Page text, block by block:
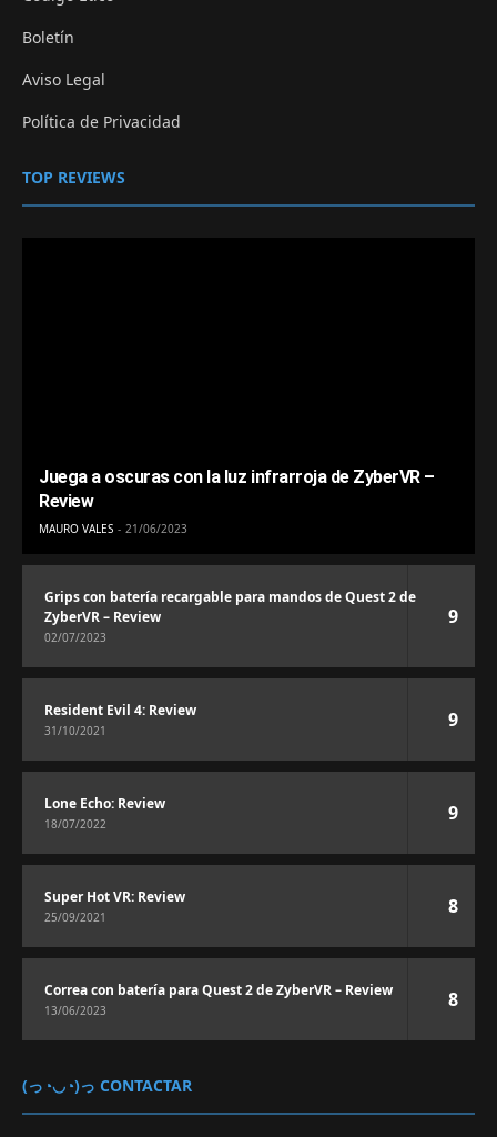
Boletín
Aviso Legal
Política de Privacidad
TOP REVIEWS
Juega a oscuras con la luz infrarroja de ZyberVR –
Review
MAURO VALES 21/06/2023
Grips con batería recargable para mandos de Quest 2 de
ZyberVR – Review
02/07/2023
9
Resident Evil 4: Review
31/10/2021 9
Lone Echo: Review
18/07/2022 9
Super Hot VR: Review
25/09/2021 8
Correa con batería para Quest 2 de ZyberVR – Review
13/06/2023 8
(っ◔◡◔)っ CONTACTAR